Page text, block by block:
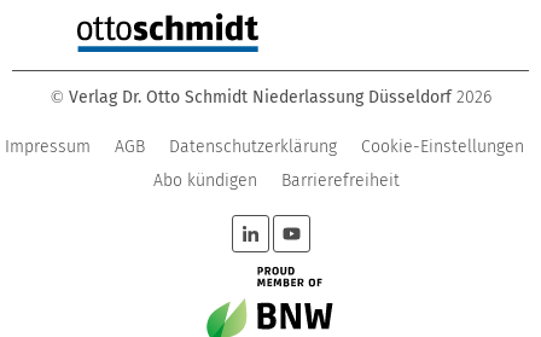
© Verlag Dr. Otto Schmidt Niederlassung Düsseldorf 2026
Impressum AGB Datenschutzerklärung
Cookie-Einstellungen
Abo kündigen
Barrierefreiheit